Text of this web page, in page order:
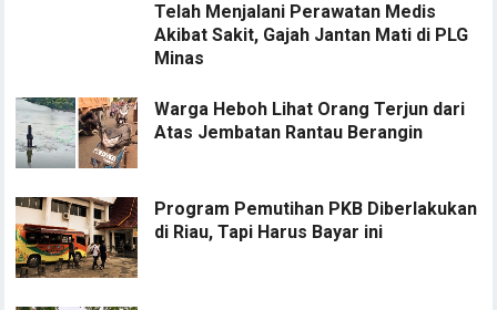
Telah Menjalani Perawatan Medis
Akibat Sakit, Gajah Jantan Mati di PLG
Minas
Warga Heboh Lihat Orang Terjun dari
Atas Jembatan Rantau Berangin
Program Pemutihan PKB Diberlakukan
di Riau, Tapi Harus Bayar ini